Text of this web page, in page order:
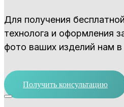
Для получения
технолога и оформления
фото ваших изделий нам
Получить консультацию